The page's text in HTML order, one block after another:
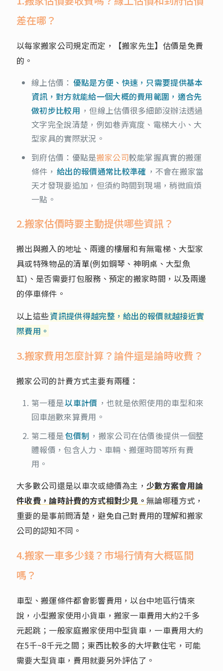
差在哪？
以每家搬家公司規定而定，【搬家先生】估價是免費
的。
線上估價： 優點是方便、快速，只需要提供基本
資訊，對方就能給一個大概的費用範圍，適合先
做初步比較用 ，但線上估價很多細節沒辦法透過
文字完全說清楚，例如巷弄寬度、電梯大小、大
型家具的實際狀況。
到府估價：優點是搬家公司較能掌握真實的搬運
條件， 給出的報價通常比較準確 ，不會在搬家當
天才發現要追加，但須約時間到現場，稍微麻煩
一點。
2.搬家估價時要主動提供哪些資訊？
搬出與搬入的地址、兩邊的樓層和有無電梯、大型家
具或特殊物品的清單(例如鋼琴、神明桌、大型魚
缸)、是否需要打包服務、預定的搬家時間，以及兩邊
的停車條件。
以上這些資訊提供得越完整，給出的報價就越接近實
際費用。
3.搬家費用怎麼計算？論件還是論時收費？
搬家公司的計費方式主要有兩種：
第一種是以車計價 ，也就是依照使用的車型和來
回車趟數來算費用。
第二種是包價制 ，搬家公司在估價後提供一個整
體報價，包含人力、車輛、搬運時間等所有費
用。
大多數公司還是以車次或總價為主，少數方案會用論
件收費，論時計費的方式相對少見。無論哪種方式，
重要的是事前問清楚，避免自己對費用的理解和搬家
公司的認知不同。
4.搬家一車多少錢？市場行情有大概區間
嗎？
車型、搬運條件都會影響費用，以台中地區行情來
說，小型搬家使用小貨車，搬家一車費用大約2千多
元起跳；一般家庭搬家使用中型貨車，一車費用大約
在5千~8千元之間；東西比較多的大坪數住宅，可能
需要大型貨車，費用就要另外評估了。